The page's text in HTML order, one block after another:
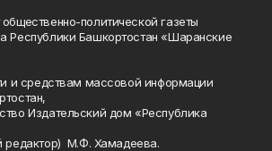
политической газеты
Республики Башкортостан «Шаранские
и средствам массовой информации
Издательский дом «Республика
редактор) М.Ф. Хамадеева.